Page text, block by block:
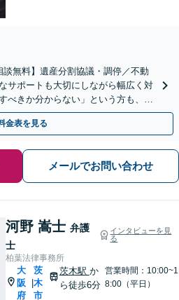
談無料】遺産分割協議・調停／不動
サポートも大切にしながら幅広く対
べきか分からない」という方も、お
と連携】
金表を見る
メールでお問い合わせ
河野 嵩士 弁護
士
インタビューを見
る
柏葉法律事務所
大
阪
府
茨
木
市
茨木駅 か
ら徒歩6分
営業時間：10:00~1
8:00（平日）